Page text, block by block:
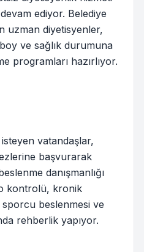
ediyor. Belediye
uzman diyetisyenler,
ve sağlık durumuna
programları hazırlıyor.
vatandaşlar,
başvurarak
danışmanlığı
kontrolü, kronik
sporcu beslenmesi ve
rehberlik yapıyor.